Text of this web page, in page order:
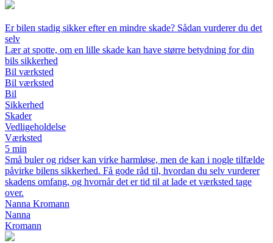
Er bilen stadig sikker efter en mindre skade? Sådan vurderer du det
selv
Lær at spotte, om en lille skade kan have større betydning for din
bils sikkerhed
Bil værksted
Bil værksted
Bil
Sikkerhed
Skader
Vedligeholdelse
Værksted
5 min
Små buler og ridser kan virke harmløse, men de kan i nogle tilfælde
påvirke bilens sikkerhed. Få gode råd til, hvordan du selv vurderer
skadens omfang, og hvornår det er tid til at lade et værksted tage
over.
Nanna Kromann
Nanna
Kromann